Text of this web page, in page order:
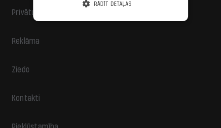
Privātuma politika
Reklāma
Ziedo
Kontakti
RĀDĪT DETAĻAS